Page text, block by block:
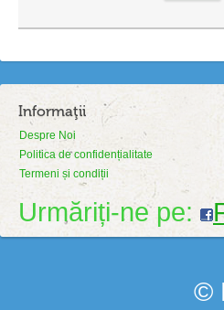
Informaţii
Despre Noi
Politica de confidențialitate
Termeni și condiții
Urmăriți-ne pe:
©